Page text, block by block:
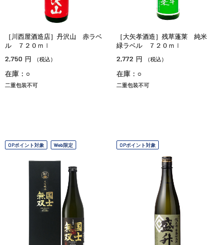
［川西屋酒造店］丹沢山 赤ラベ
ル ７２０ｍｌ
2,750 円 （税込）
在庫：○
二重包装不可
［大矢孝酒造］残草蓬莱 純米
緑ラベル ７２０ｍｌ
2,772 円 （税込）
在庫：○
二重包装不可
OPポイント対象 Web限定 OPポイント対象